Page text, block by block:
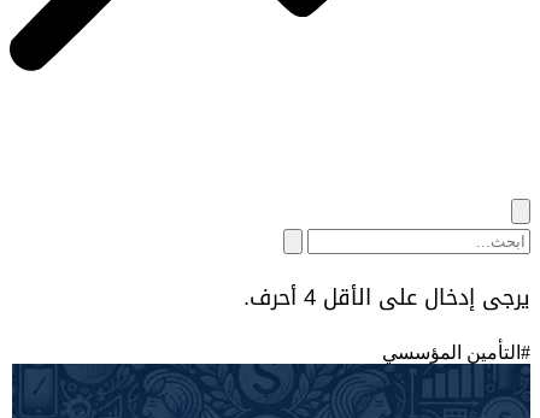
يرجى إدخال على الأقل 4 أحرف.
# التأمين المؤسسي